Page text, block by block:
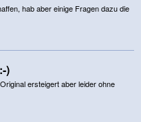
hab aber einige Fragen dazu die
)
ersteigert aber leider ohne